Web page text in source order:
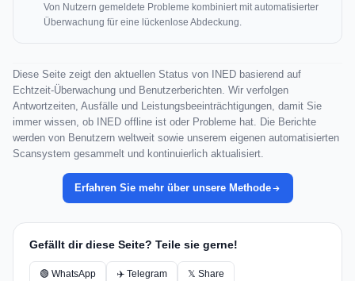
Von Nutzern gemeldete Probleme kombiniert mit automatisierter
Überwachung für eine lückenlose Abdeckung.
Diese Seite zeigt den aktuellen Status von INED basierend auf
Echtzeit-Überwachung und Benutzerberichten. Wir verfolgen
Antwortzeiten, Ausfälle und Leistungsbeeinträchtigungen, damit Sie
immer wissen, ob INED offline ist oder Probleme hat. Die Berichte
werden von Benutzern weltweit sowie unserem eigenen automatisierten
Scansystem gesammelt und kontinuierlich aktualisiert.
Erfahren Sie mehr über unsere Methode
Gefällt dir diese Seite? Teile sie gerne!
🟢 WhatsApp ✈️ Telegram 𝕏 Share